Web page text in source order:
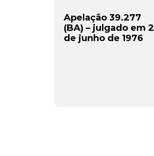
Apelação 39.277
(BA) – julgado em 2
de junho de 1976